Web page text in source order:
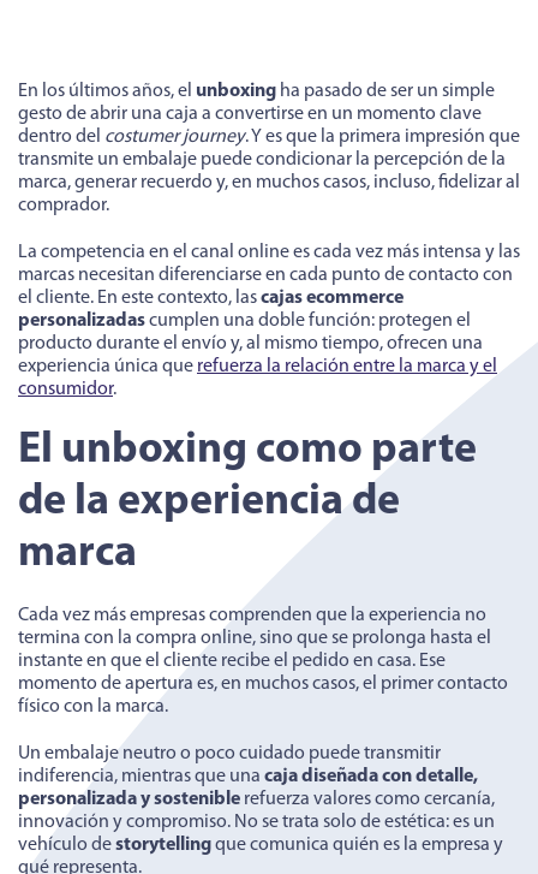
En los últimos años, el unboxing ha pasado de ser un simple
gesto de abrir una caja a convertirse en un momento clave
dentro del costumer journey. Y es que la primera impresión que
transmite un embalaje puede condicionar la percepción de la
marca, generar recuerdo y, en muchos casos, incluso, fidelizar al
comprador.
La competencia en el canal online es cada vez más intensa y las
marcas necesitan diferenciarse en cada punto de contacto con
el cliente. En este contexto, lascajas ecommerce
personalizadascumplen una doble función: protegen el
producto durante el envío y, al mismo tiempo, ofrecen una
experiencia única que refuerza la relación entre la marca y el
consumidor.
El unboxing como parte
de la experiencia de
marca
Cada vez más empresas comprenden que la experiencia no
termina con la compra online, sino que se prolonga hasta el
instante en que el cliente recibe el pedido en casa. Ese
momento de apertura es, en muchos casos, el primer contacto
físico con la marca.
Un embalaje neutro o poco cuidado puede transmitir
indiferencia, mientras que una caja diseñada con detalle,
personalizada y sostenible refuerza valores como cercanía,
innovación y compromiso. No se trata solo de estética: es un
vehículo destorytellingque comunica quién es la empresa y
qué representa.